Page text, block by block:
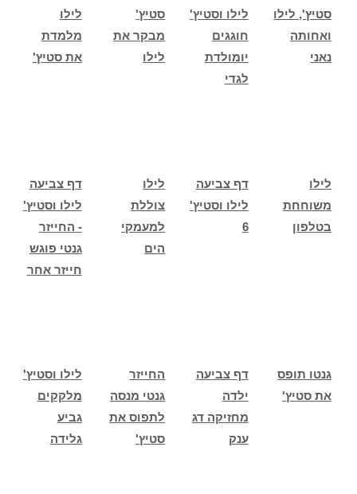
לילו
מלמדת
את סטיץ'
סטיץ'
מבקר את
לילו
לילו וסטיץ'
חוגגים
יומולדת
לגדי
סטיץ', לילו
ואחותה
נאני
דף צביעה
לילו וסטיץ'
- החייזר
גנטי פוגש
חייזר אחר
לילו
צוללת
למעמקי
הים
דף צביעה
לילו וסטיץ'
6
לילו
משוחחת
בטלפון
לילו וסטיץ'
מלקקים
גביע
גלידה
החייזר
גנטי מנסה
לתפוס את
סטיץ'
דף צביעה
ילדה
מחזיקה דג
ענק
גנטו תופס
את סטיץ'